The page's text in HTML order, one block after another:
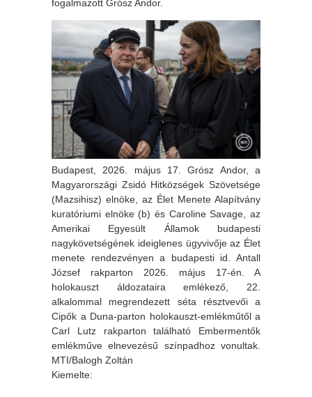
fogalmazott Grósz Andor.
Budapest, 2026. május 17. Grósz Andor, a
Magyarországi Zsidó Hitközségek Szövetsége
(Mazsihisz) elnöke, az Élet Menete Alapítvány
kuratóriumi elnöke (b) és Caroline Savage, az
Amerikai Egyesült Államok budapesti
nagykövetségének ideiglenes ügyvivője az Élet
menete rendezvényen a budapesti id. Antall
József rakparton 2026. május 17-én. A
holokauszt áldozataira emlékező, 22.
alkalommal megrendezett séta résztvevői a
Cipők a Duna-parton holokauszt-emlékműtől a
Carl Lutz rakparton található Embermentők
emlékműve elnevezésű színpadhoz vonultak.
MTI/Balogh Zoltán
Kiemelte: